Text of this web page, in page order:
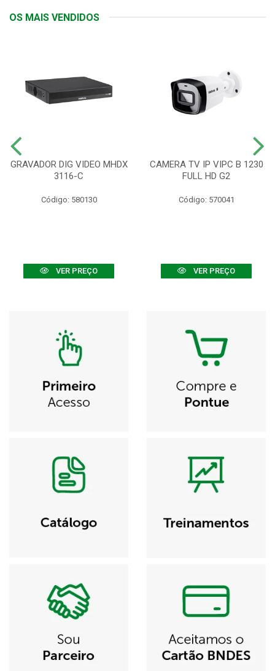
OS MAIS VENDIDOS
GRAVADOR DIG VIDEO MHDX
3116-C
Código: 580130
VER PREÇO
CAMERA TV IP VIPC B 1230
FULL HD G2
Código: 570041
VER PREÇO